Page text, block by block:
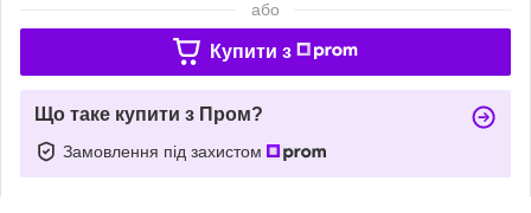
або
Купити з
Що таке купити з Пром?
Замовлення під захистом